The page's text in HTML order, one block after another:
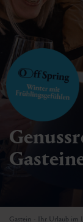
Gastein - Ihr Urlaub im